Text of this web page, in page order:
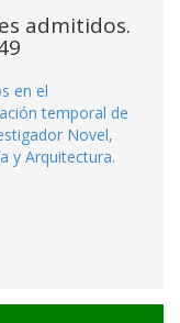
admitidos.
en el
temporal de
Novel,
y Arquitectura.